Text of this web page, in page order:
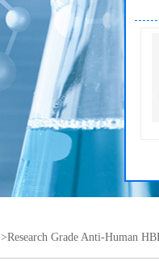
>Research Grade Anti-Human